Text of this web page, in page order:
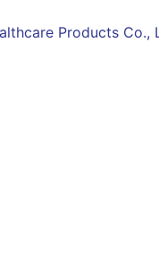
Products Co.,